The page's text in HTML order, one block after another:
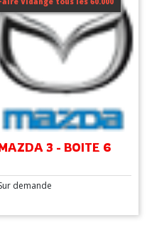
3 - BOITE 6
demande